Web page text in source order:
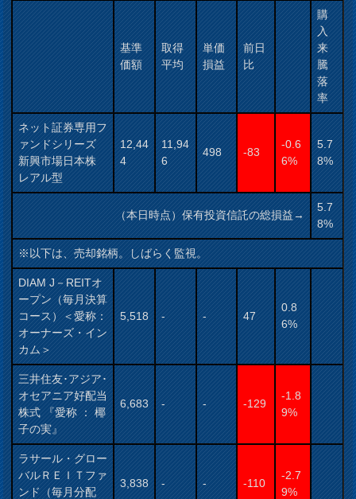
基準
価額
取得
平均
単価
損益
前日
比
購
入
来
騰
落
率
ネット証券専用フ
ァンドシリーズ
新興市場日本株
レアル型
12,44
4
11,94
6
498 -83
-0.6
6%
5.7
8%
（本日時点）保有投資信託の総損益→
5.7
8%
※以下は、売却銘柄。しばらく監視。
DIAM J－REITオ
ープン（毎月決算
コース）＜愛称：
オーナーズ・イン
カム＞
5,518 - - 47
0.8
6%
三井住友･アジア･
オセアニア好配当
株式 『愛称 ： 椰
子の実』
6,683 - - -129
-1.8
9%
ラサール・グロー
バルＲＥＩＴファ
ンド（毎月分配
3,838 - - -110
-2.7
9%